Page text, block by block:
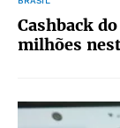
Cashback
milhões